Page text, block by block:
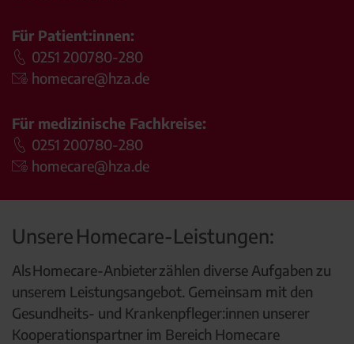
Für Patient:innen:
0251 200780-280
homecare@hza.de
Für medizinische Fachkreise:
0251 200780-280
homecare@hza.de
Unsere Homecare-Leistungen:
Als Homecare-Anbieter zählen diverse Aufgaben zu
unserem Leistungsangebot. Gemeinsam mit den
Gesundheits- und Krankenpfleger:innen unserer
Kooperationspartner im Bereich Homecare